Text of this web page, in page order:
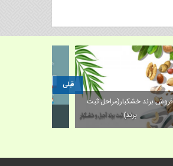
فروش برند خشکبار(مراحل ثبت
برند)
قبلی